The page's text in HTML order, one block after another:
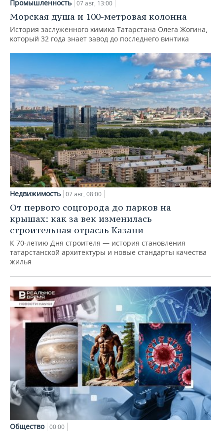
Промышленность 07 авг, 13:00
Морская душа и 100-метровая колонна
История заслуженного химика Татарстана Олега Жогина,
который 32 года знает завод до последнего винтика
Недвижимость 07 авг, 08:00
От первого соцгорода до парков на
крышах: как за век изменилась
строительная отрасль Казани
К 70-летию Дня строителя — история становления
татарстанской архитектуры и новые стандарты качества
жилья
Общество 00:00